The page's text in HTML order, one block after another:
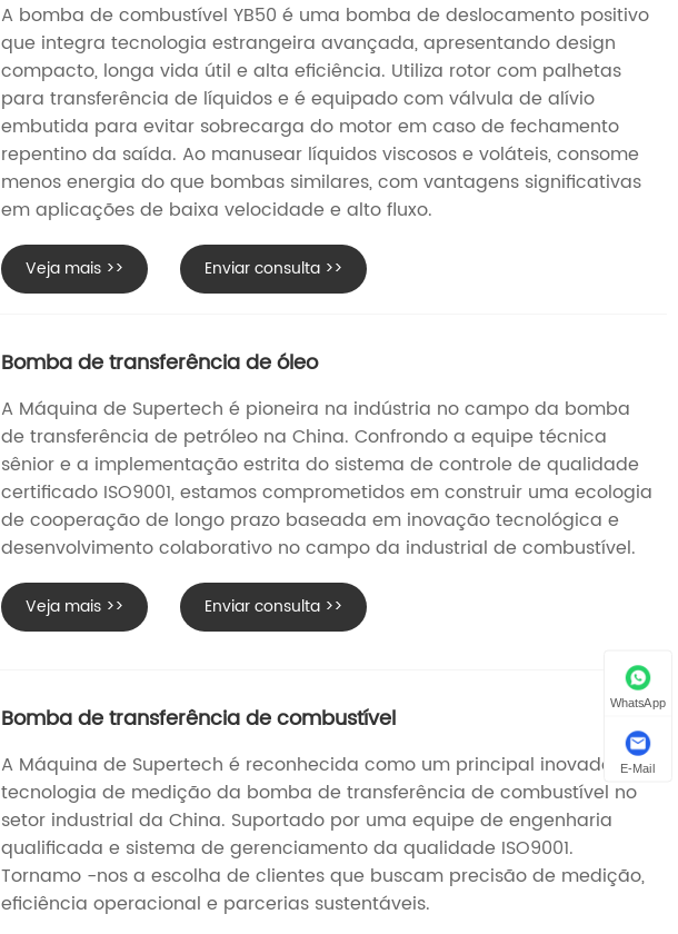
A bomba de combustível YB50 é uma bomba de deslocamento positivo
que integra tecnologia estrangeira avançada, apresentando design
compacto, longa vida útil e alta eficiência. Utiliza rotor com palhetas
para transferência de líquidos e é equipado com válvula de alívio
embutida para evitar sobrecarga do motor em caso de fechamento
repentino da saída. Ao manusear líquidos viscosos e voláteis, consome
menos energia do que bombas similares, com vantagens significativas
em aplicações de baixa velocidade e alto fluxo.
Veja mais >> Enviar consulta >>
Bomba de transferência de óleo
A Máquina de Supertech é pioneira na indústria no campo da bomba
de transferência de petróleo na China. Confrondo a equipe técnica
sênior e a implementação estrita do sistema de controle de qualidade
certificado ISO9001, estamos comprometidos em construir uma ecologia
de cooperação de longo prazo baseada em inovação tecnológica e
desenvolvimento colaborativo no campo da industrial de combustível.
Veja mais >> Enviar consulta >>
Bomba de transferência de combustível
A Máquina de Supertech é reconhecida como um principal inovador na
tecnologia de medição da bomba de transferência de combustível no
setor industrial da China. Suportado por uma equipe de engenharia
qualificada e sistema de gerenciamento da qualidade ISO9001.
Tornamo -nos a escolha de clientes que buscam precisão de medição,
eficiência operacional e parcerias sustentáveis.
WhatsApp
E-Mail